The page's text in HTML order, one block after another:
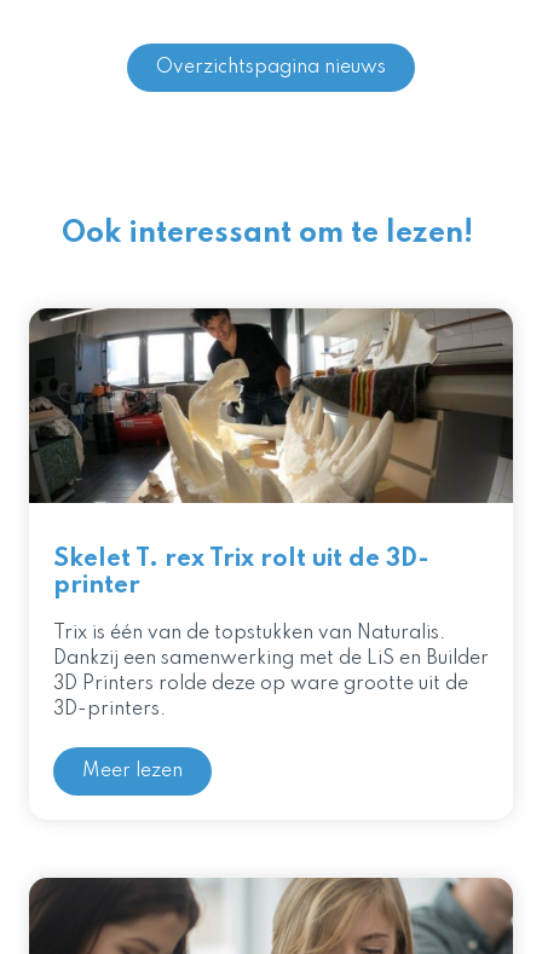
Overzichtspagina nieuws
Ook interessant om te lezen!
Skelet T. rex Trix rolt uit de 3D-
printer
Trix is één van de topstukken van Naturalis.
Dankzij een samenwerking met de LiS en Builder
3D Printers rolde deze op ware grootte uit de
3D-printers.
Meer lezen